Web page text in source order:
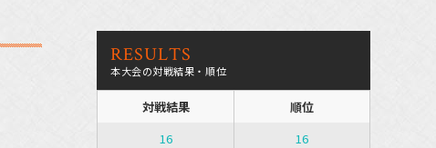
RESULTS
本大会の対戦結果・順位
対戦結果
順位
16
16